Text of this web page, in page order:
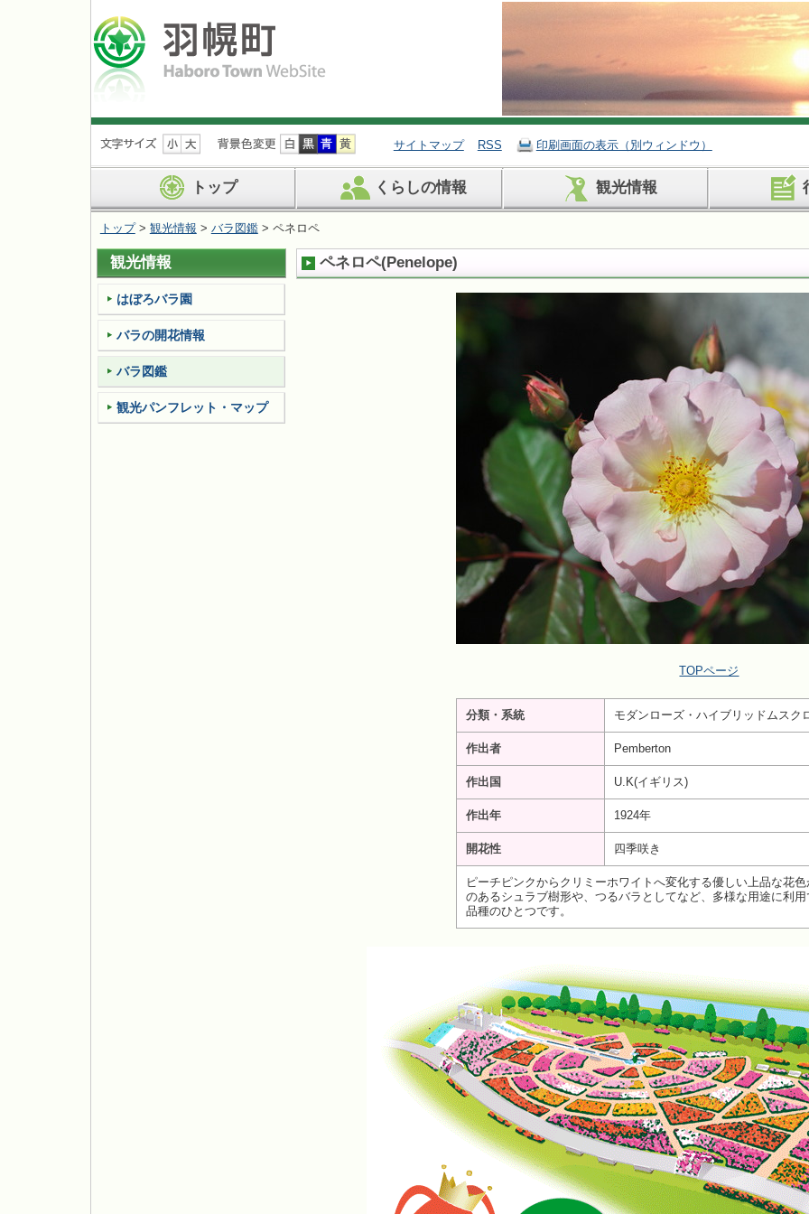
ナ
ビ
ョ
ン
を
飛
ば
す
サイトマップ RSS 印刷画面の表示（別ウィンドウ）
トップ くらしの情報 観光情報
トップ> 観光情報 > バラ図鑑> ペネロペ
ペネロペ(Penelope)
TOPページ
分類・系統 モダンローズ・ハイブリッドムスク
作出者 Pemberton
作出国 U.K(イギリス)
作出年 1924年
開花性 四季咲き
ピーチピンクからクリミーホワイトへ変化する優しい上品な花
のあるシュラブ樹形や、つるバラとしてなど、多様な用途に利
品種のひとつです。
観光情報
はぼろバラ園
バラの開花情報
バラ図鑑
観光パンフレット・マップ